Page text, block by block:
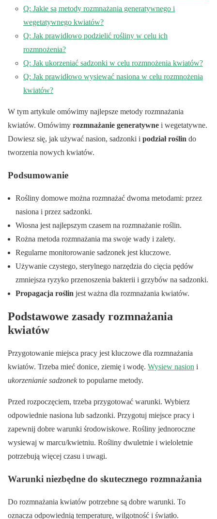
Q: Jakie są metody rozmnażania generatywnego i
wegetatywnego kwiatów?
Q: Jak prawidłowo podzielić rośliny w celu ich
rozmnożenia?
Q: Jak ukorzeniać sadzonki w celu rozmnożenia kwiatów?
Q: Jak prawidłowo wysiewać nasiona w celu rozmnożenia
kwiatów?
W tym artykule omówimy najlepsze metody rozmnażania
kwiatów. Omówimy rozmnażanie generatywne i wegetatywne.
Dowiesz się, jak używać nasion, sadzonki i podział roślin do
tworzenia nowych kwiatów.
Podsumowanie
Rośliny domowe można rozmnażać dwoma metodami: przez
nasiona i przez sadzonki.
Wiosna jest najlepszym czasem na rozmnażanie roślin.
Rożna metoda rozmnażania ma swoje wady i zalety.
Regularne monitorowanie sadzonek jest kluczowe.
Używanie czystego, sterylnego narzędzia do cięcia pędów
zmniejsza ryzyko przenoszenia bakterii i grzybów na sadzonki.
Propagacja roślin jest ważna dla rozmnażania kwiatów.
Podstawowe zasady rozmnażania
kwiatów
Przygotowanie miejsca pracy jest kluczowe dla rozmnażania
kwiatów. Trzeba mieć donice, ziemię i wodę. Wysiew nasion i
ukorzenianie sadzonekto popularne metody.
Przed rozpoczęciem, trzeba przygotować warunki. Wybierz
odpowiednie nasiona lub sadzonki. Przygotuj miejsce pracy i
zapewnij dobre warunki środowiskowe. Rośliny jednoroczne
wysiewaj w marcu/kwietniu. Rośliny dwuletnie i wieloletnie
potrzebują więcej czasu i uwagi.
Warunki niezbędne do skutecznego rozmnażania
Do rozmnażania kwiatów potrzebne są dobre warunki. To
oznacza odpowiednią temperaturę, wilgotność i światło.